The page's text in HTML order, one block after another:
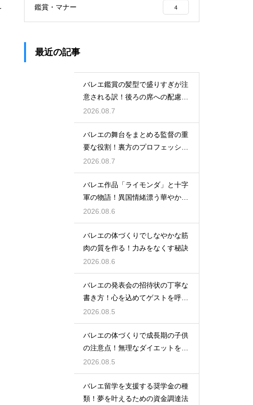
鑑賞・マナー 4
最近の記事
バレエ鑑賞の髪型で盛りすぎが注
意される訳！後ろの席への配慮と
は
2026.08.7
バレエの舞台をまとめる監督の重
要な役割！裏方のプロフェッショ
ナル
2026.08.7
バレエ作品「ライモンダ」と十字
軍の物語！異国情緒漂う華やかな
踊りを堪能
2026.08.6
バレエの体づくりでしなやかな筋
肉の質を作る！力みをなくす秘訣
2026.08.6
バレエの発表会の招待状の丁寧な
書き方！心を込めてゲストを呼ぶ
コツ
2026.08.5
バレエの体づくりで成長期の子供
の注意点！無理なダイエットを防
ぎ健康に
2026.08.5
バレエ留学を支援する奨学金の種
類！夢を叶えるための資金調達法